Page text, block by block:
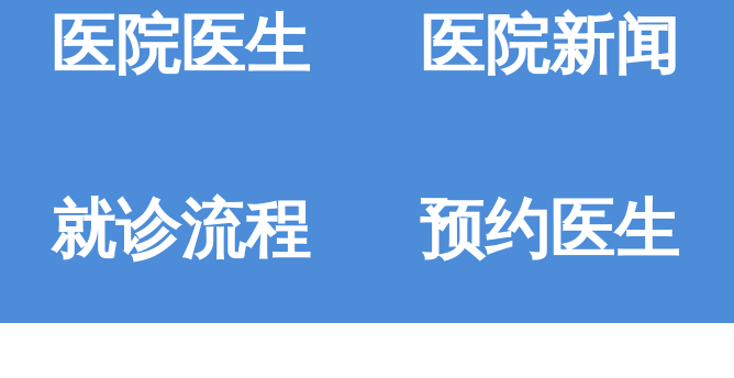
医院医生 医院新闻
就诊流程 预约医生